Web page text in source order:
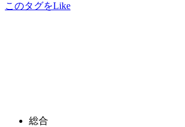
このタグをLike
総合